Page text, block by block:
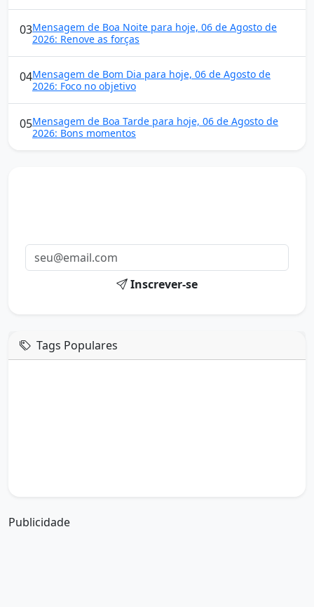
03Mensagem de Boa Noite para hoje, 06 de Agosto de
2026: Renove as forças
04Mensagem de Bom Dia para hoje, 06 de Agosto de
2026: Foco no objetivo
05Mensagem de Boa Tarde para hoje, 06 de Agosto de
2026: Bons momentos
Inscrever-se
Tags Populares
Publicidade